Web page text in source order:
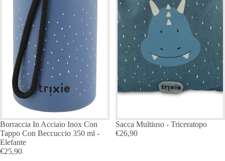
Borraccia In Acciaio Inox Con
Tappo Con Beccuccio 350 ml -
Elefante
€25,90
Sacca Multiuso - Triceratopo
€26,90